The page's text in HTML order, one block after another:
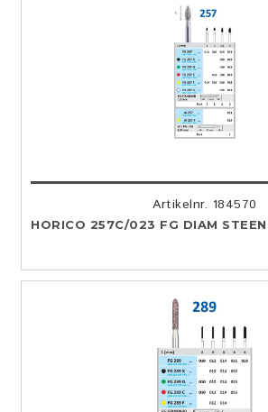
Artikelnr. 184570
HORICO 257C/023 FG DIAM